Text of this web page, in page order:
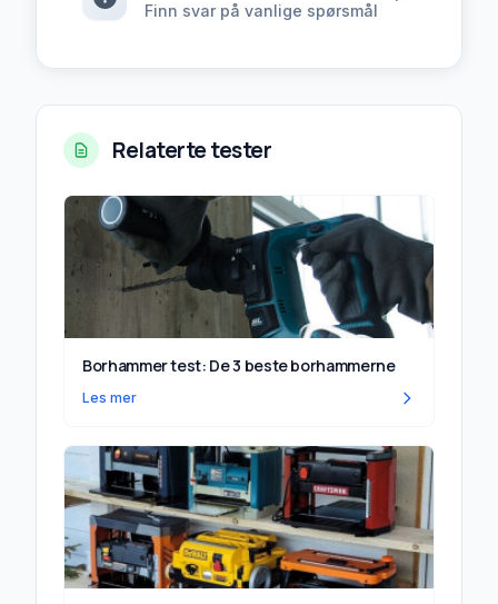
🥉 Mest avansert: Malatec 16725
Sammenligning av fotmassasjeapparater
Konklusjon: Hvilket fotmassasjeapparat er
best?
Finn svar på vanlige spørsmål
Klikk for å navigere til denne seksjonen av
Relaterte tester
Borhammer test: De 3 beste borhammerne
Les mer